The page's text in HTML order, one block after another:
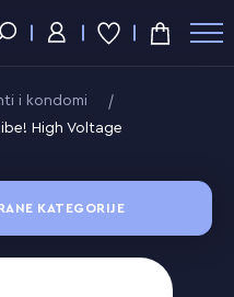
i kondomi
High Voltage
KATEGORIJE